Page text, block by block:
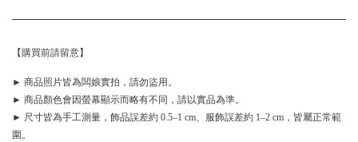
【購買前請留意】
► 商品照片皆為闆娘實拍，請勿盜用。
► 商品顏色會因螢幕顯示而略有不同，請以實品為準。
► 尺寸皆為手工測量，飾品誤差約 0.5–1 cm、服飾誤差約 1–2 cm，皆屬正常範
圍。